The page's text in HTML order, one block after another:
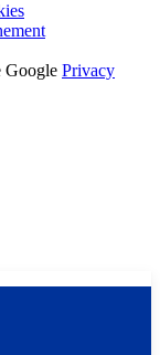
Google Privacy